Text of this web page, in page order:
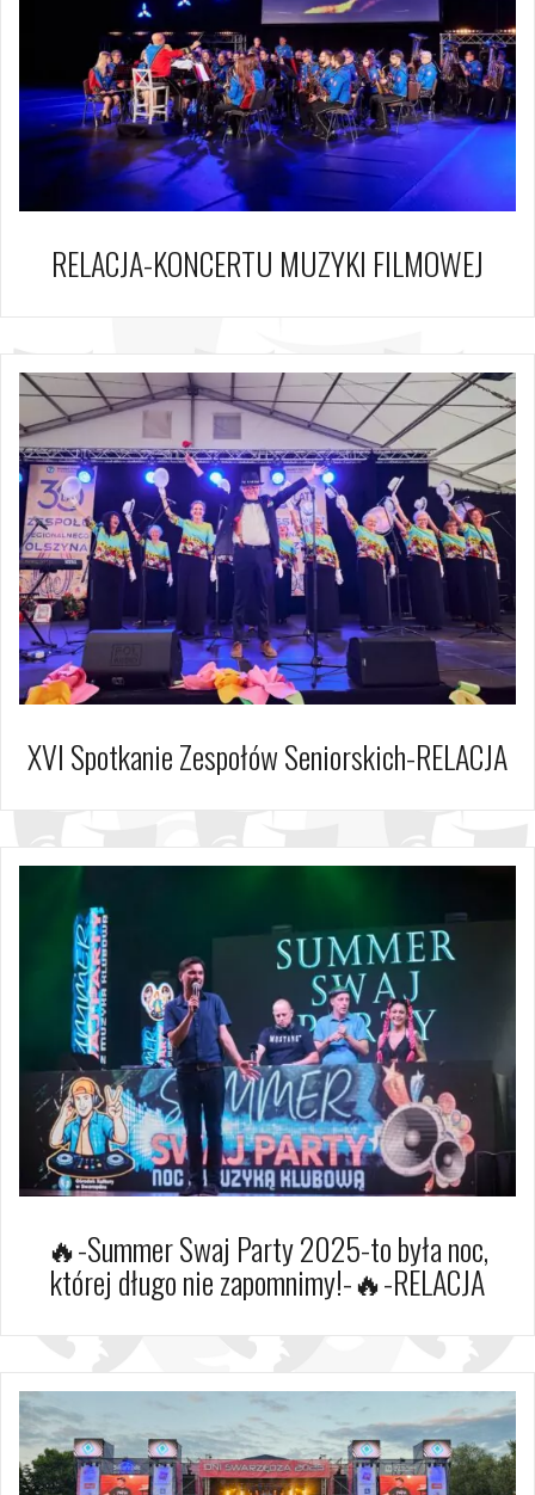
RELACJA-KONCERTU MUZYKI FILMOWEJ
XVI Spotkanie Zespołów Seniorskich-RELACJA
🔥-Summer Swaj Party 2025-to była noc,
której długo nie zapomnimy!-🔥-RELACJA